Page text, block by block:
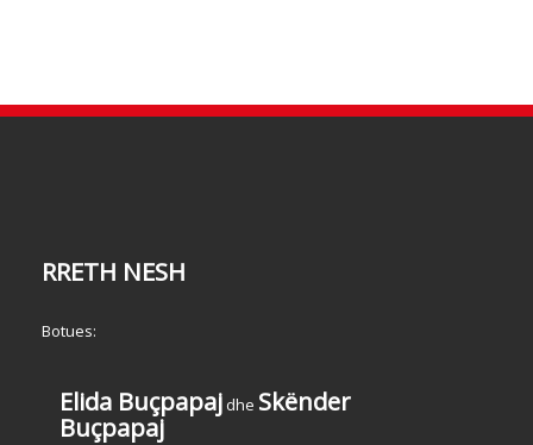
RRETH NESH
Botues:
Elida Buçpapaj dhe Skënder
Buçpapaj